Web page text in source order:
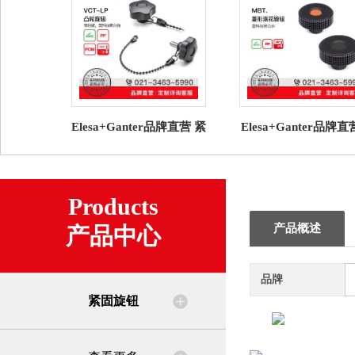
Elesa+Ganter品牌直营 紧
高科技聚合物
Elesa+Ganter品牌直
钮高科技聚合体(4)
Products
产品中心
紧固旋钮
产品概述
品牌